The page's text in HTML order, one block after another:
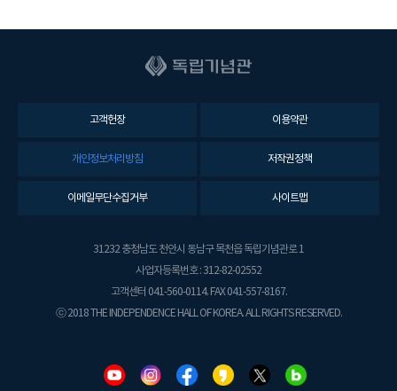
고객헌장 이용약관
개인정보처리방침 저작권정책
이메일무단수집거부 사이트맵
31232 충청남도 천안시 동남구 목천읍 독립기념관로 1
사업자등록번호 : 312-82-02552
고객센터 041-560-0114. FAX 041-557-8167.
ⓒ 2018 THE INDEPENDENCE HALL OF KOREA. ALL RIGHTS RESERVED.